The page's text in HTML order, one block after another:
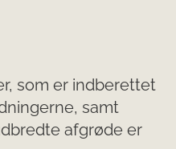
som er indberettet
samt
afgrøde er